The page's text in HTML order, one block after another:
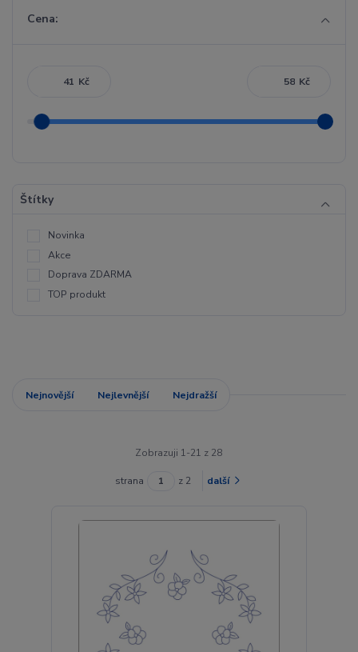
Cena:
Kč Kč
Štítky
Novinka
Akce
Doprava ZDARMA
TOP produkt
Nejnovější Nejlevnější Nejdražší
Zobrazuji 1-21 z 28
strana z 2 další